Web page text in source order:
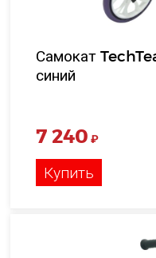
Самокат
синий
7 240 ₽
Купить